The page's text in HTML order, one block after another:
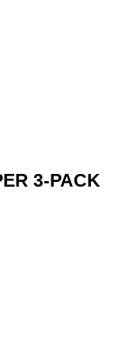
3-PACK